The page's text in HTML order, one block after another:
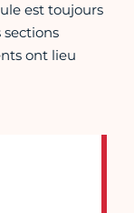
est toujours
ont lieu